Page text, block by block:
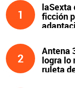
1
laSexta
ficción
2
Antena
logra lo
ruleta